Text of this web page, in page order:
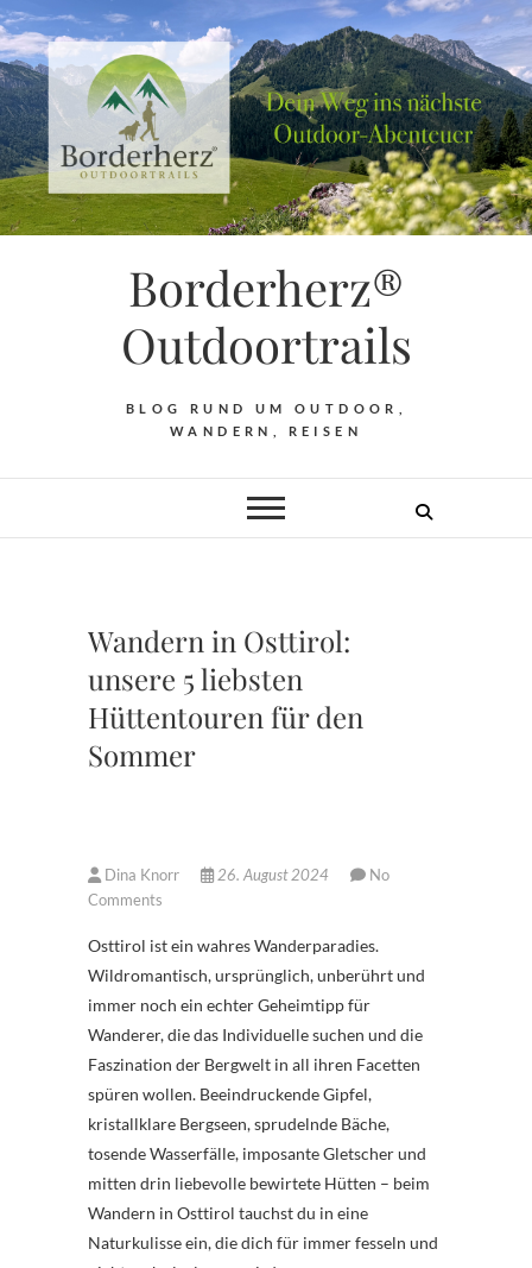
Borderherz®
Outdoortrails
BLOG RUND UM OUTDOOR,
WANDERN, REISEN
Wandern in Osttirol:
unsere 5 liebsten
Hüttentouren für den
Sommer
Dina Knorr 26. August 2024
No
Comments
Osttirol ist ein wahres Wanderparadies.
Wildromantisch, ursprünglich, unberührt und
immer noch ein echter Geheimtipp für
Wanderer, die das Individuelle suchen und die
Faszination der Bergwelt in all ihren Facetten
spüren wollen. Beeindruckende Gipfel,
kristallklare Bergseen, sprudelnde Bäche,
tosende Wasserfälle, imposante Gletscher und
mitten drin liebevolle bewirtete Hütten – beim
Wandern in Osttirol tauchst du in eine
Naturkulisse ein, die dich für immer fesseln und